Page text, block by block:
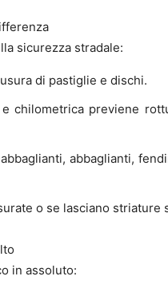
sicurezza stradale:
di pastiglie e dischi.
chilometrica previene
abbaglianti,
o se lasciano striature
in assoluto: